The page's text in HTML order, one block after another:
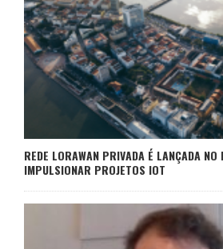
REDE LORAWAN PRIVADA É LANÇADA
IMPULSIONAR PROJETOS IOT